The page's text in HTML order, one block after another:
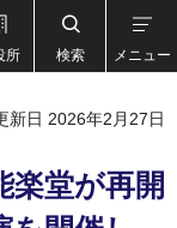
所 検索 メニュー
新日 2026年2月27日
楽堂が再開